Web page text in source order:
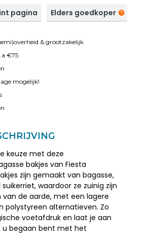
pagina Elders goedkoper
& grootzakelijk
€75
mogelijk!
keuze met deze
bakjes van Fiesta
zijn gemaakt van bagasse,
waardoor ze zuinig zijn
de aarde, met een lagere
polystyreen alternatieven. Zo
voetafdruk en laat je aan
u begaan bent met het